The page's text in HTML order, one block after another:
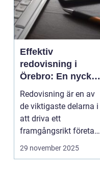
Effektiv
redovisning i
Örebro: En nyckel
till framgång
Redovisning är en av
de viktigaste delarna i
att driva ett
framgångsrikt företag.
I ...
29 november 2025